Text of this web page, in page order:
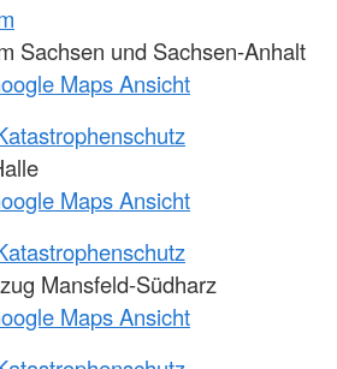
Sachsen und Sachsen-Anhalt
Maps Ansicht
Maps Ansicht
Mansfeld-Südharz
Maps Ansicht